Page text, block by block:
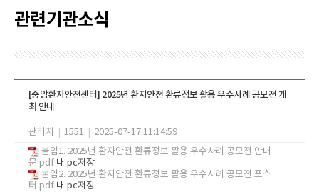
관련기관소식
[중앙환자안전센터] 2025년 환자안전 환류정보 활용 우수사례 공모전 개
최 안내
관리자 1551
2025-07-17 11:14:59
붙임1. 2025년 환자안전 환류정보 활용 우수사례 공모전 안내
문.pdf 내 pc저장
붙임2. 2025년 환자안전 환류정보 활용 우수사례 공모전 포스
터.pdf 내 pc저장